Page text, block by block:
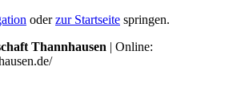
oderzur Startseite springen.
Thannhausen | Online: